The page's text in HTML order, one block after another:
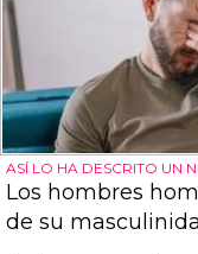
ASÍ LO HA DESCRITO UN
Los hombres
de su